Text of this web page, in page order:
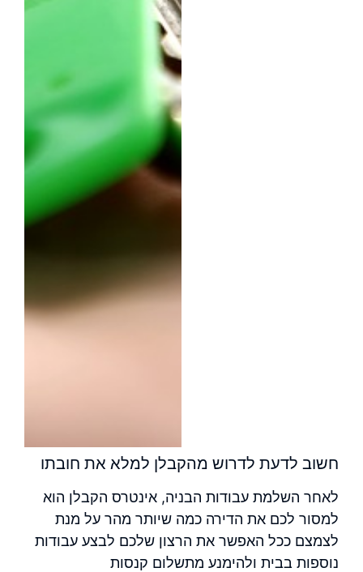
חשוב לדעת לדרוש מהקבלן למלא את חובתו
לאחר השלמת עבודות הבניה, אינטרס הקבלן הוא
למסור לכםאת הדירהכמה שיותר מהר על מנת
לצמצם ככל האפשר את הרצון שלכם לבצע עבודות
נוספות בבית ולהימנע מתשלום קנסות